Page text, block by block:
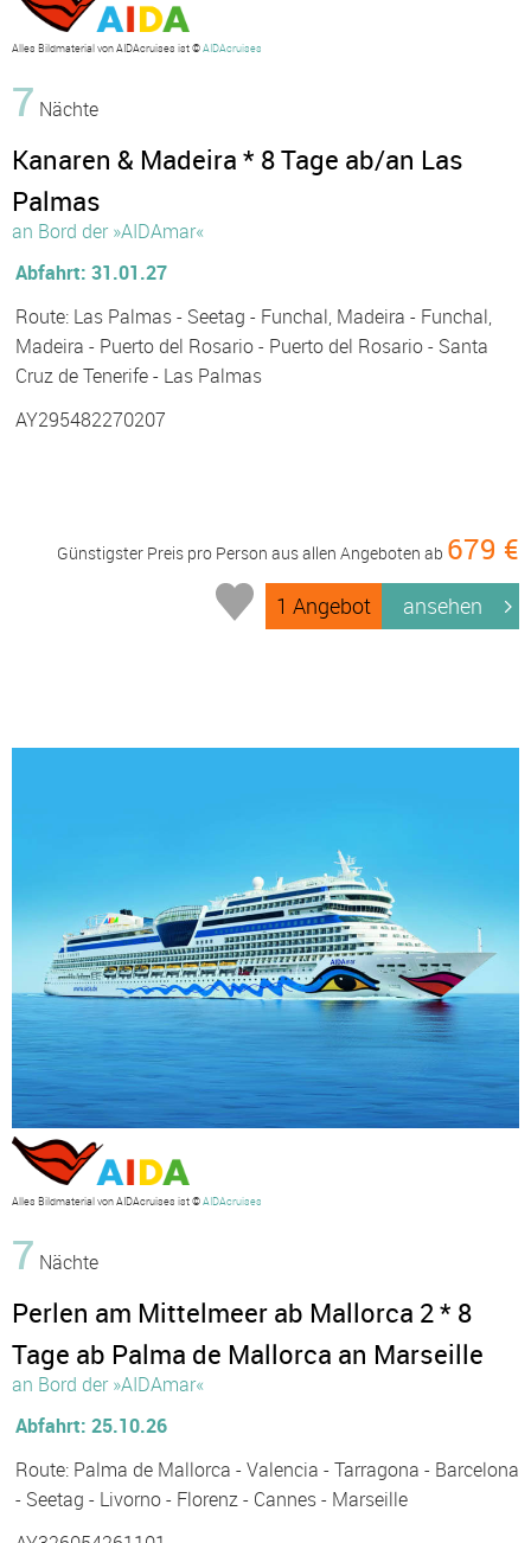
Alles Bildmaterial von AIDAcruises ist ©AIDAcruises
7 Nächte
Kanaren & Madeira * 8 Tage ab/an Las
Palmas
an Bord der »AIDAmar«
Abfahrt: 31.01.27
Route: Las Palmas - Seetag - Funchal, Madeira - Funchal,
Madeira - Puerto del Rosario - Puerto del Rosario - Santa
Cruz de Tenerife - Las Palmas
AY295482270207
Günstigster Preis pro Person aus allen Angeboten ab 679 €
1 Angebot ansehen
Alles Bildmaterial von AIDAcruises ist ©AIDAcruises
7 Nächte
Perlen am Mittelmeer ab Mallorca 2 * 8
Tage ab Palma de Mallorca an Marseille
an Bord der »AIDAmar«
Abfahrt: 25.10.26
Route: Palma de Mallorca - Valencia - Tarragona - Barcelona
- Seetag - Livorno - Florenz - Cannes - Marseille